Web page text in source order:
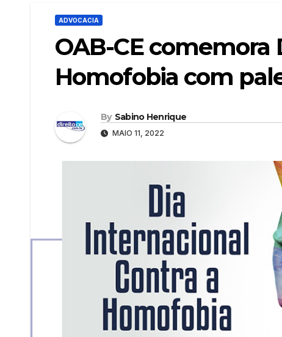
ADVOCACIA
OAB-CE comemora
Homofobia com
By Sabino Henrique
MAIO 11, 2022